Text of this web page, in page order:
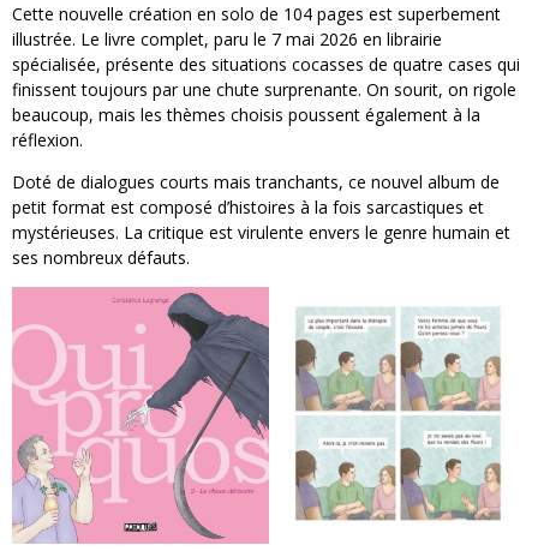
Cette nouvelle création en solo de 104 pages est superbement
illustrée. Le livre complet, paru le 7 mai 2026 en librairie
spécialisée, présente des situations cocasses de quatre cases qui
finissent toujours par une chute surprenante. On sourit, on rigole
beaucoup, mais les thèmes choisis poussent également à la
réflexion.
Doté de dialogues courts mais tranchants, ce nouvel album de
petit format est composé d’histoires à la fois sarcastiques et
mystérieuses. La critique est virulente envers le genre humain et
ses nombreux défauts.